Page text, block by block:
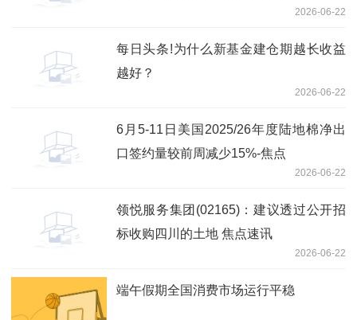
2026-06-22
每日头条!为什么新基金建仓期越长收益
越好？
2026-06-22
6月5-11日美国2025/26年度陆地棉净出
口签约量较前周减少15%-焦点
2026-06-22
领悦服务集团(02165)：建议透过公开招
标收购四川的土地 焦点速讯
2026-06-22
端午假期全国消费市场运行平稳